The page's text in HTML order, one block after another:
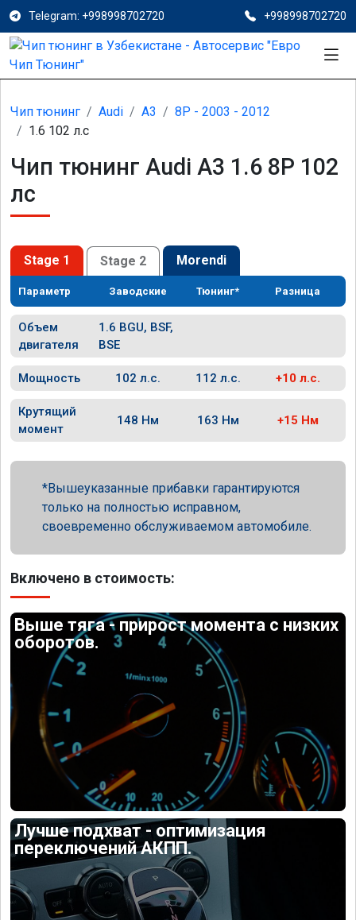
Telegram: +998998702720 +998998702720
Чип тюнинг Audi A3
8P - 2003 - 2012
1.6 102 л.с
Чип тюнинг Audi A3 1.6 8P 102
лс
Stage 1 Stage 2 Morendi
Параметр Заводские Тюнинг* Разница
Объем
двигателя
1.6 BGU, BSF,
BSE
Мощность 102 л.с. 112 л.с. +10 л.с.
Крутящий
момент
148 Нм 163 Нм +15 Нм
Вышеуказанные прибавки гарантируются
только на полностью исправном,
своевременно обслуживаемом автомобиле.
Включено в стоимость:
Выше тяга - прирост момента с низких
оборотов.
Лучше подхват - оптимизация
переключений АКПП.